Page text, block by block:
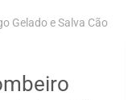
Gelado e Salva Cão